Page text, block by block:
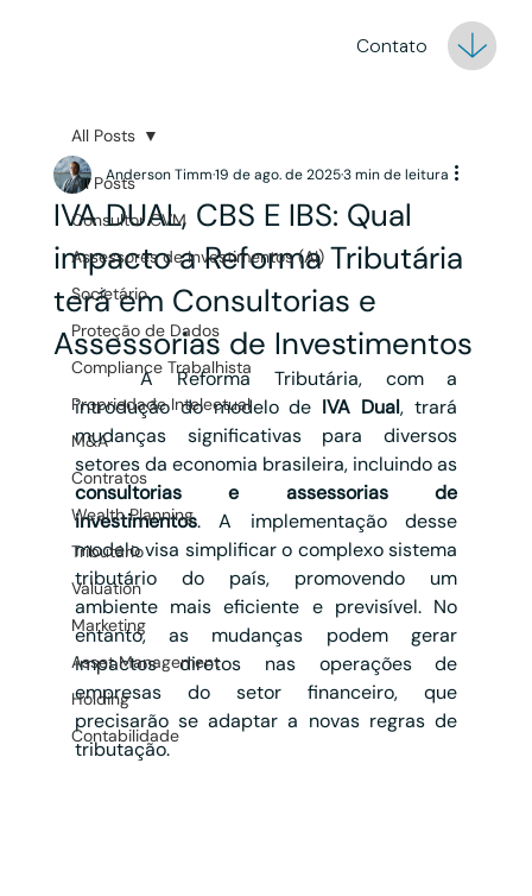
Contato
All Posts
Consultor CVM
Assessores de Investimentos (AI)
Societário
Proteção de Dados
Compliance Trabalhista
Propriedade Intelectual
M&A
Contratos
Wealth Planning
Tributário
Valuation
Marketing
Asset Management
Holding
Contabilidade
All Posts
IVA DUAL, CBS E IBS: Qual
impacto a Reforma Tributária
terá em Consultorias e
Assessorias de Investimentos
Anderson Timm19 de ago. de 20253 min de leitura
	A Reforma Tributária, com a
introdução do modelo de IVA Dual, trará
mudanças significativas para diversos
consultorias e assessorias de
investimentos. A implementação desse
modelo visa simplificar o complexo sistema
tributário do país, promovendo um
ambiente mais eficiente e previsível. No
entanto, as mudanças podem gerar
impactos diretos nas operações de
empresas do setor financeiro, que
precisarão se adaptar a novas regras de
tributação.